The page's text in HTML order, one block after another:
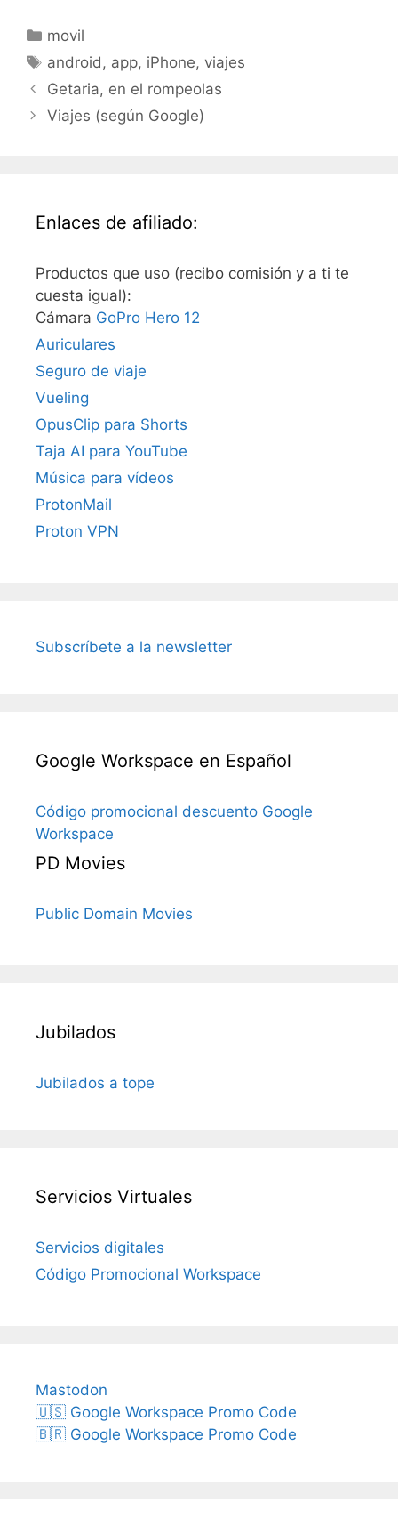
Categorías
movil
Etiquetas
android , app, iPhone, viajes
Getaria, en el rompeolas
Viajes (según Google)
Enlaces de afiliado:
Productos que uso (recibo comisión y a ti te
cuesta igual):
Cámara GoPro Hero 12
Auriculares
Seguro de viaje
Vueling
OpusClip para Shorts
Taja AI para YouTube
Música para vídeos
ProtonMail
Proton VPN
Subscríbete a la newsletter
Google Workspace en Español
Código promocional descuento Google
Workspace
PD Movies
Public Domain Movies
Jubilados
Jubilados a tope
Servicios Virtuales
Servicios digitales
Código Promocional Workspace
Mastodon
🇺🇸 Google Workspace Promo Code
🇧🇷 Google Workspace Promo Code